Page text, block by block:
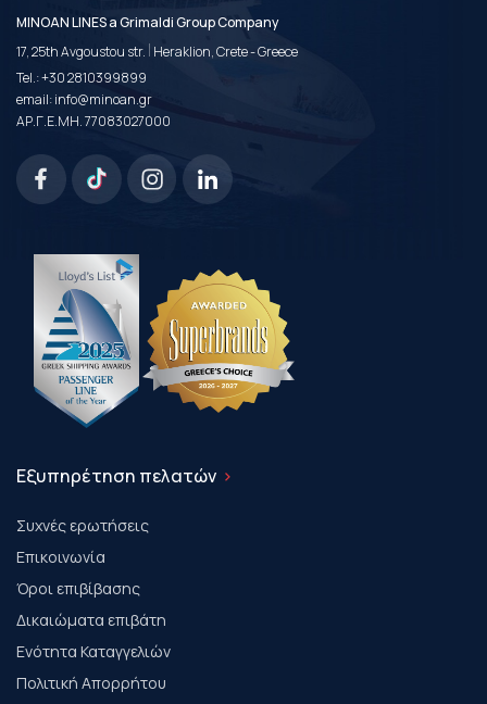
MINOAN LINES a Grimaldi Group Company
17, 25th Avgoustou str. | Heraklion, Crete - Greece
Tel.:+30 2810399899
email:info@minoan.gr
ΑΡ.Γ.Ε.ΜΗ. 77083027000
Εξυπηρέτηση πελατών
Συχνές ερωτήσεις
Επικοινωνία
Όροι επιβίβασης
Δικαιώματα επιβάτη
Ενότητα Καταγγελιών
Πολιτική Απορρήτου